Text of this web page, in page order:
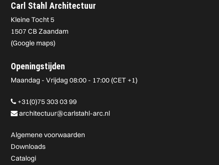
Carl Stahl Architectuur
Kleine Tocht 5
1507 CB Zaandam
(Google maps)
Openingstijden
Maandag - Vrijdag 08:00 - 17:00 (CET +1)
+31(0)75 303 03 99
architectuur@carlstahl-arc.nl
Algemene voorwaarden
Downloads
Catalogi